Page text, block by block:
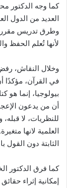
كما وجه الدكتور
العديد من الدول
وطرق تدريس
لأنها تُعلم الحفظ
وخلال النقاش،
في القرآن، مؤكدًا
بيولوجيا، إنما هو
أن من يدعون
للنظريات، لا
العلمية لانها
الثابتة دون القول
كما فرق الدكتور
إمكانية إثراء